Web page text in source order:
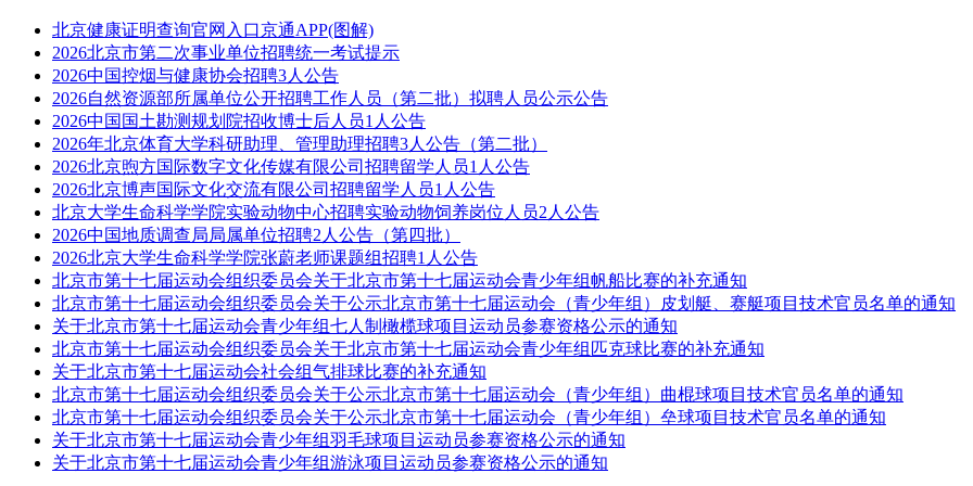
北京健康证明查询官网入口京通APP(图解)
2026北京市第二次事业单位招聘统一考试提示
2026中国控烟与健康协会招聘3人公告
2026自然资源部所属单位公开招聘工作人员（第二批）拟聘人员公示公告
2026中国国土勘测规划院招收博士后人员1人公告
2026年北京体育大学科研助理、管理助理招聘3人公告（第二批）
2026北京煦方国际数字文化传媒有限公司招聘留学人员1人公告
2026北京博声国际文化交流有限公司招聘留学人员1人公告
北京大学生命科学学院实验动物中心招聘实验动物饲养岗位人员2人公告
2026中国地质调查局局属单位招聘2人公告（第四批）
2026北京大学生命科学学院张蔚老师课题组招聘1人公告
北京市第十七届运动会组织委员会关于北京市第十七届运动会青少年组帆船比赛的补充通知
北京市第十七届运动会组织委员会关于公示北京市第十七届运动会（青少年组）皮划艇、赛艇项目技术官员名单的通知
关于北京市第十七届运动会青少年组七人制橄榄球项目运动员参赛资格公示的通知
北京市第十七届运动会组织委员会关于北京市第十七届运动会青少年组匹克球比赛的补充通知
关于北京市第十七届运动会社会组气排球比赛的补充通知
北京市第十七届运动会组织委员会关于公示北京市第十七届运动会（青少年组）曲棍球项目技术官员名单的通知
北京市第十七届运动会组织委员会关于公示北京市第十七届运动会（青少年组）垒球项目技术官员名单的通知
关于北京市第十七届运动会青少年组羽毛球项目运动员参赛资格公示的通知
关于北京市第十七届运动会青少年组游泳项目运动员参赛资格公示的通知